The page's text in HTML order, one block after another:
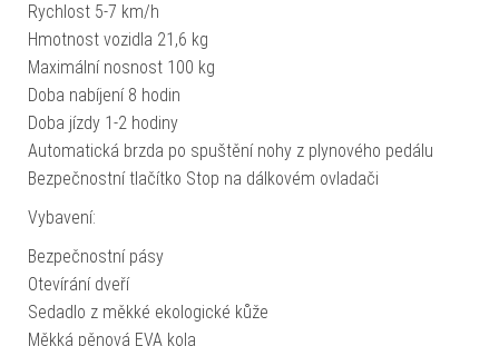
Rychlost 5-7 km/h
Hmotnost vozidla 21,6 kg
Maximální nosnost 100 kg
Doba nabíjení 8 hodin
Doba jízdy 1-2 hodiny
Automatická brzda po spuštění nohy z plynového pedálu
Bezpečnostní tlačítko Stop na dálkovém ovladači
Vybavení:
Bezpečnostní pásy
Otevírání dveří
Sedadlo z měkké ekologické kůže
Měkká pěnová EVA kola